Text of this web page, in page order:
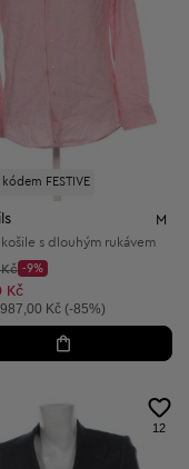
FESTIVE
M
košile s dlouhým rukávem
cena:
Discount Price:
-9%
cena:
Kč
cena:
Kč (-85%)
12